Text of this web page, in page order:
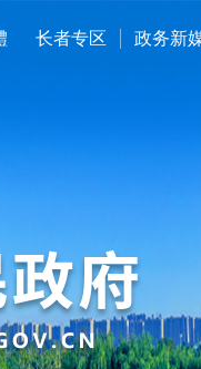
长者专区 政务新